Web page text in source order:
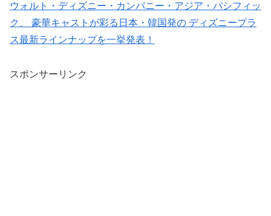
ウォルト・ディズニー・カンパニー・アジア・パシフィッ
ク、 豪華キャストが彩る日本・韓国発の ディズニープラ
ス最新ラインナップを一挙発表！
スポンサーリンク